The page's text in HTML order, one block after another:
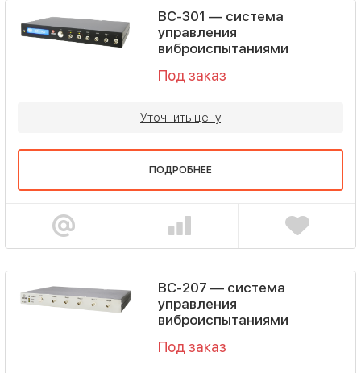
ВС-301 — система
управления
виброиспытаниями
Под заказ
Уточнить цену
ПОДРОБНЕЕ
ВС-207 — система
управления
виброиспытаниями
Под заказ